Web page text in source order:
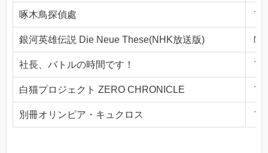
啄木鳥探偵處 Ｔ
銀河英雄伝説 Die Neue These(NHK放送版) Ｎ
社長、バトルの時間です！ Ｔ
白猫プロジェクト ZERO CHRONICLE Ｔ
別冊オリンピア・キュクロス Ｔ